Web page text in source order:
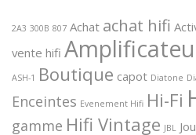
2A3 300B 807 Achat achat hifi
vente hifi
ASH-1 Boutique capot Diatone
Enceintes Evenement Hifi Hi-Fi
gamme Hifi Vintage JBL